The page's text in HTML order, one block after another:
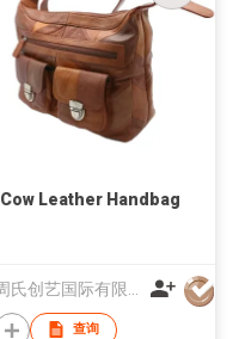
Cow Leather Handbag
查询